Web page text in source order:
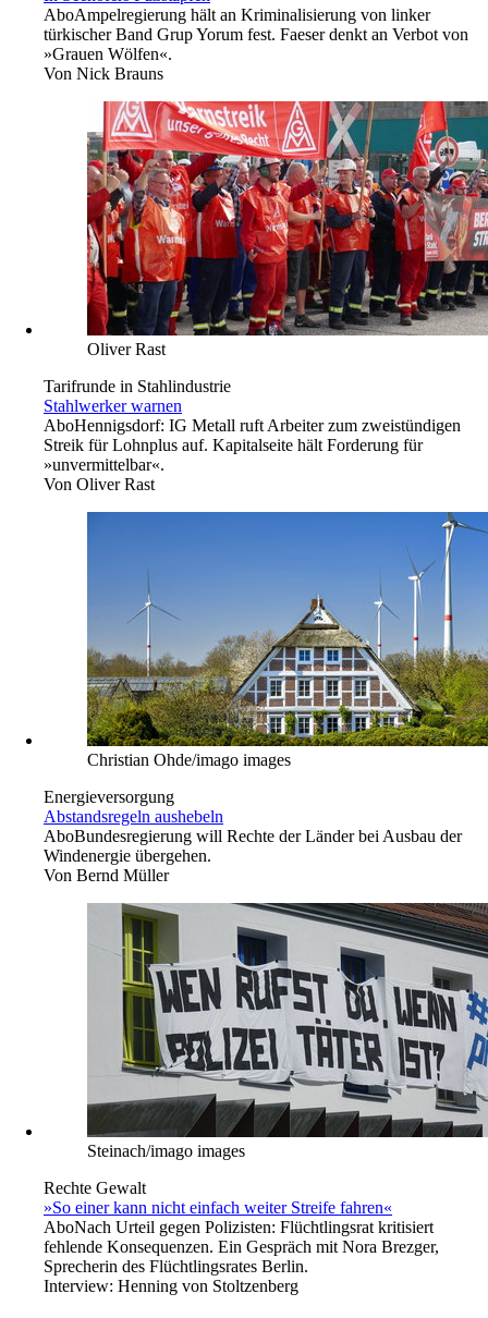
AboAmpelregierung hält an Kriminalisierung von linker
türkischer Band Grup Yorum fest. Faeser denkt an Verbot von
»Grauen Wölfen«.
Von Nick Brauns
Oliver Rast
Tarifrunde in Stahlindustrie
Stahlwerker warnen
AboHennigsdorf: IG Metall ruft Arbeiter zum zweistündigen
Streik für Lohnplus auf. Kapitalseite hält Forderung für
»unvermittelbar«.
Von Oliver Rast
Christian Ohde/imago images
Energieversorgung
Abstandsregeln aushebeln
AboBundesregierung will Rechte der Länder bei Ausbau der
Windenergie übergehen.
Von Bernd Müller
Steinach/imago images
Rechte Gewalt
»So einer kann nicht einfach weiter Streife fahren«
AboNach Urteil gegen Polizisten: Flüchtlingsrat kritisiert
fehlende Konsequenzen. Ein Gespräch mit Nora Brezger,
Sprecherin des Flüchtlingsrates Berlin.
Interview: Henning von Stoltzenberg